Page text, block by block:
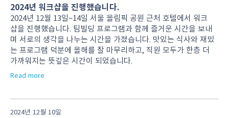
2024년 워크샵을 진행했습니다.
2024년 12월 13일~14일 서울 올림픽 공원 근처 호텔에서 워크
샵을 진행했습니다. 팀빌딩 프로그램과 함께 즐거운 시간을 보내
며 서로의 생각을 나누는 시간을 가졌습니다. 맛있는 식사와 재밌
는 프로그램 덕분에 올해를 잘 마무리하고, 직원 모두가 한층 더
가까워지는 뜻깊은 시간이 되었습니다.
Read more
2024년 12월 10일